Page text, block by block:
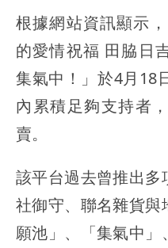
根據網站資訊顯示
的愛情祝福 田脇日
集氣中！」於4月18
內累積足夠支持者
賣。
該平台過去曾推出
社御守、聯名雜貨
願池」、「集氣中